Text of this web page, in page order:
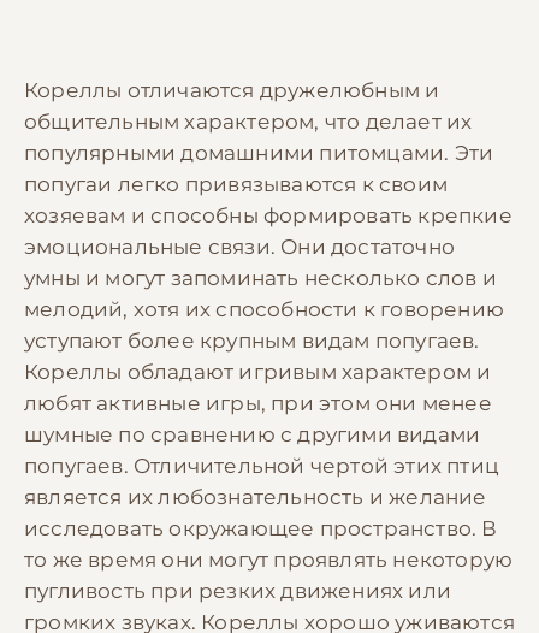
Кореллы отличаются дружелюбным и
общительным характером, что делает их
популярными домашними питомцами. Эти
попугаи легко привязываются к своим
хозяевам и способны формировать крепкие
эмоциональные связи. Они достаточно
умны и могут запоминать несколько слов и
мелодий, хотя их способности к говорению
уступают более крупным видам попугаев.
Кореллы обладают игривым характером и
любят активные игры, при этом они менее
шумные по сравнению с другими видами
попугаев. Отличительной чертой этих птиц
является их любознательность и желание
исследовать окружающее пространство. В
то же время они могут проявлять некоторую
пугливость при резких движениях или
громких звуках. Кореллы хорошо уживаются